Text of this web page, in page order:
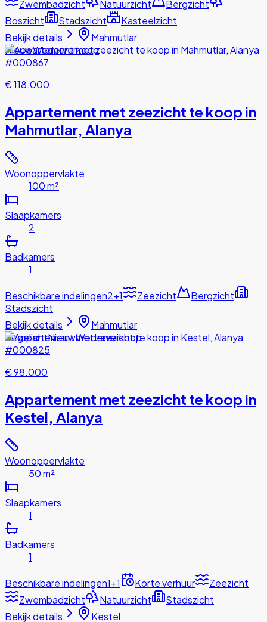
Zwembadzicht Natuurzicht
Bergzicht
Boszicht
Stadszicht
Kasteelzicht
Bekijk details
Mahmutlar
NieuwWederverkoop
#000867
€ 118.000
Appartement met zeezicht te koop in
Mahmutlar, Alanya
Woonoppervlakte
100 m²
Slaapkamers
2
Badkamers
1
Beschikbare indelingen2+1 Zeezicht
Bergzicht
Stadszicht
Bekijk details
Mahmutlar
UitgelichtNieuwWederverkoop
#000825
€ 98.000
Appartement met zeezicht te koop in
Kestel, Alanya
Woonoppervlakte
50 m²
Slaapkamers
1
Badkamers
1
Beschikbare indelingen1+1 Korte verhuur
Zeezicht
Zwembadzicht
Natuurzicht
Stadszicht
Bekijk details
Kestel